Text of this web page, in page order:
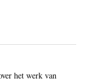
het werk van